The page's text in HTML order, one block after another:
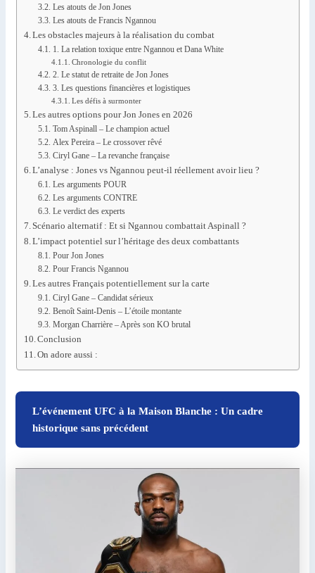
Les atouts de Jon Jones
Les atouts de Francis Ngannou
Les obstacles majeurs à la réalisation du combat
1. La relation toxique entre Ngannou et Dana White
Chronologie du conflit
2. Le statut de retraite de Jon Jones
3. Les questions financières et logistiques
Les défis à surmonter
Les autres options pour Jon Jones en 2026
Tom Aspinall – Le champion actuel
Alex Pereira – Le crossover rêvé
Ciryl Gane – La revanche française
L’analyse : Jones vs Ngannou peut-il réellement avoir lieu ?
Les arguments POUR
Les arguments CONTRE
Le verdict des experts
Scénario alternatif : Et si Ngannou combattait Aspinall ?
L’impact potentiel sur l’héritage des deux combattants
Pour Jon Jones
Pour Francis Ngannou
Les autres Français potentiellement sur la carte
Ciryl Gane – Candidat sérieux
Benoît Saint-Denis – L’étoile montante
Morgan Charrière – Après son KO brutal
Conclusion
On adore aussi :
L’événement UFC à la Maison Blanche : Un cadre
historique sans précédent